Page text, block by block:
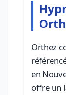
Orthez
en
offre un